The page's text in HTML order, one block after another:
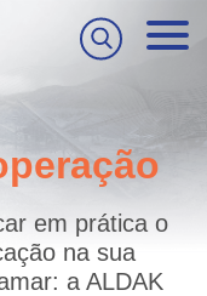
em prática o
na sua
a ALDAK